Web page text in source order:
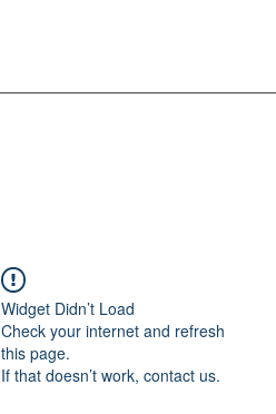
Widget Didn’t Load
Check your internet and refresh
this page.
If that doesn’t work, contact us.